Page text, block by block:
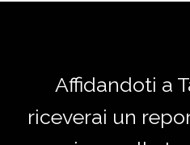
Affidandoti a
riceverai un